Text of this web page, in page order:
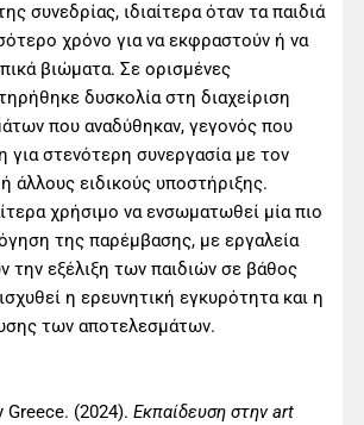
συνεδρίας, ιδιαίτερα όταν τα παιδιά
χρόνο για να εκφραστούν ή να
βιώματα. Σε ορισμένες
δυσκολία στη διαχείριση
που αναδύθηκαν, γεγονός που
για στενότερη συνεργασία με τον
άλλους ειδικούς υποστήριξης.
χρήσιμο να ενσωματωθεί μία πιο
της παρέμβασης, με εργαλεία
την εξέλιξη των παιδιών σε βάθος
η ερευνητική εγκυρότητα και η
των αποτελεσμάτων.
Greece. (2024).Εκπαίδευση στην art